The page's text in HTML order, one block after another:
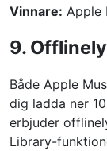
Vinnare: Apple
9.
Både Apple
dig ladda ner
erbjuder
Library-